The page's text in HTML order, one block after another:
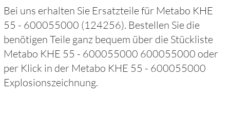
Bei uns erhalten Sie Ersatzteile für Metabo KHE
55 - 600055000 (124256). Bestellen Sie die
benötigen Teile ganz bequem über die Stückliste
Metabo KHE 55 - 600055000 600055000 oder
per Klick in der Metabo KHE 55 - 600055000
Explosionszeichnung.